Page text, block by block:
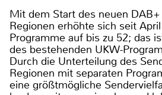
Mit dem Start des neuen
Regionen erhöhte sich seit
Programme auf bis zu 52; das
des bestehenden UKW-
Durch die Unterteilung des
Regionen mit separaten
eine größtmögliche